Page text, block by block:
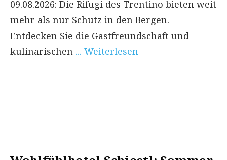
09.08.2026: Die Rifugi des Trentino bieten weit
mehr als nur Schutz in den Bergen.
Entdecken Sie die Gastfreundschaft und
kulinarischen ... Weiterlesen